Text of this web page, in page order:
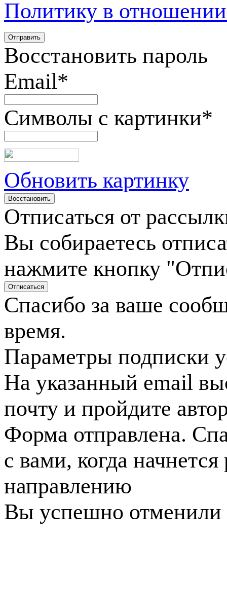
Политику в
Восстановить пароль
Email*
Символы с картинки*
Обновить картинку
Отписаться от
Вы собираетесь
нажмите кнопку
Спасибо за ваше
время.
Параметры подписки
На указанный email
почту и пройдите
Форма отправлена.
с вами, когда
направлению
Вы успешно отменили